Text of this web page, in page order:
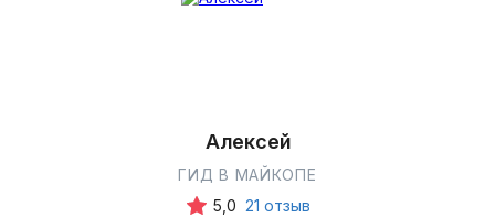
Алексей
ГИД В МАЙКОПЕ
5,0 21 отзыв